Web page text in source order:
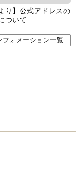
り】公式アドレスの
ついて
フォメーション一覧